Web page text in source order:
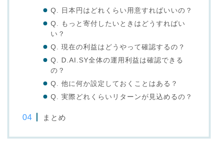
Q. 日本円はどれくらい用意すればいいの？
Q. もっと寄付したいときはどうすればい
い？
Q. 現在の利益はどうやって確認するの？
Q. D.AI.SY全体の運用利益は確認できる
の？
Q. 他に何か設定しておくことはある？
Q. 実際どれくらいリターンが見込めるの？
まとめ